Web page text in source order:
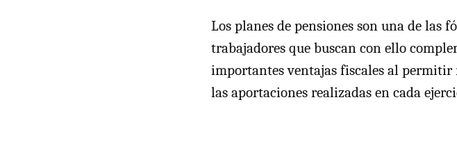
Los planes de pensiones son una de las
trabajadores que buscan con ello
importantes ventajas fiscales al
las aportaciones realizadas en cada